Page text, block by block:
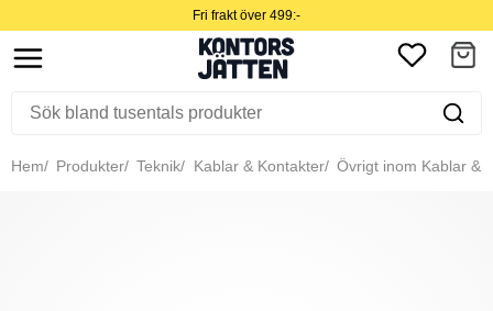
Fri frakt över 499:-
Hem Produkter Teknik Kablar & Kontakter Övrigt inom Kablar &